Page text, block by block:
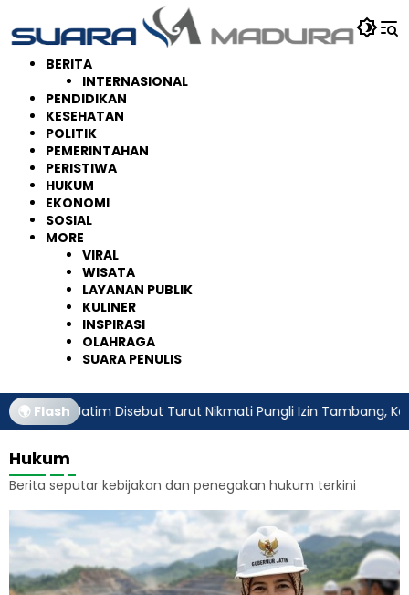
ke
konten
BERITA
INTERNASIONAL
PENDIDIKAN
KESEHATAN
POLITIK
PEMERINTAHAN
PERISTIWA
HUKUM
EKONOMI
SOSIAL
MORE
VIRAL
WISATA
LAYANAN PUBLIK
KULINER
INSPIRASI
OLAHRAGA
SUARA PENULIS
🌍 Flash
Jatim Disebut Turut Nikmati Pungli Izin Tambang,
Hukum
Berita seputar kebijakan dan penegakan hukum terkini